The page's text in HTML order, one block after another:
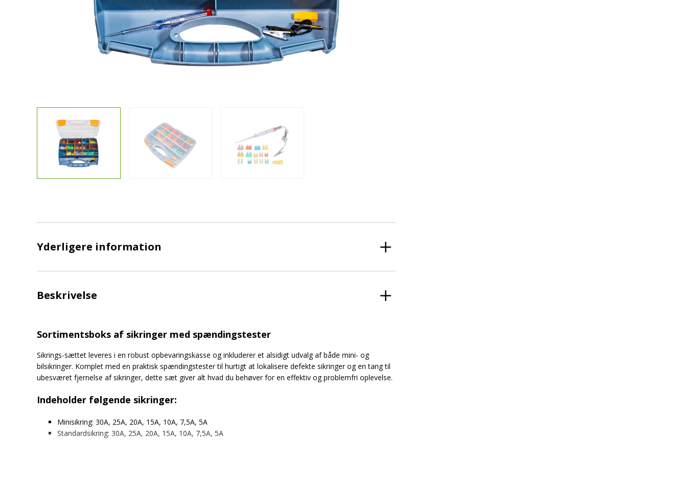
Yderligere information
Beskrivelse
Sortimentsboks af sikringer med spændingstester
Sikrings-sættet leveres i en robust opbevaringskasse og inkluderer et alsidigt udvalg af både mini- og
bilsikringer. Komplet med en praktisk spændingstester til hurtigt at lokalisere defekte sikringer og en tang til
ubesværet fjernelse af sikringer, dette sæt giver alt hvad du behøver for en effektiv og problemfri oplevelse.
Indeholder følgende sikringer:
Minisikring: 30A, 25A, 20A, 15A, 10A, 7,5A, 5A
Standardsikring: 30A, 25A, 20A, 15A, 10A, 7,5A, 5A